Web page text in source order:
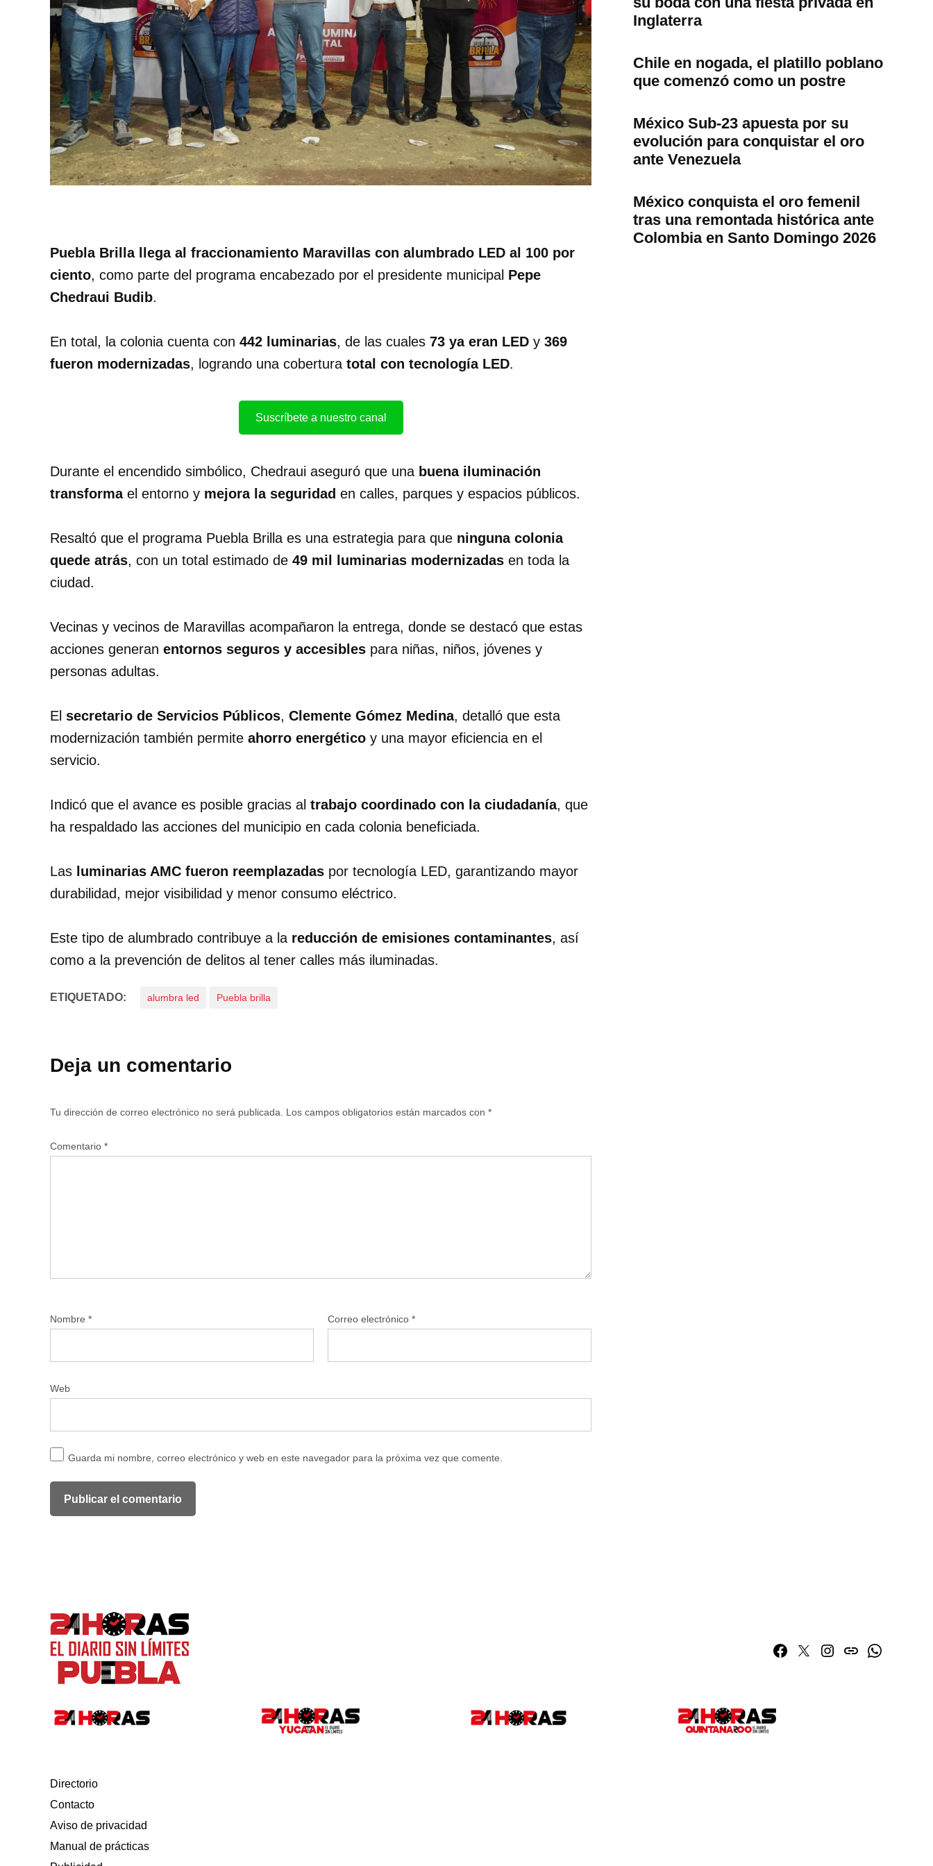
Puebla Brilla llega al fraccionamiento Maravillas con alumbrado LED al 100 por
ciento, como parte del programa encabezado por el presidente municipal Pepe
Chedraui Budib.
En total, la colonia cuenta con 442 luminarias, de las cuales 73 ya eran LED y 369
fueron modernizadas, logrando una cobertura total con tecnología LED.
Suscríbete a nuestro canal
Durante el encendido simbólico, Chedraui aseguró que una buena iluminación
transformael entorno y mejora la seguridad en calles, parques y espacios públicos.
Resaltó que el programa Puebla Brilla es una estrategia para que ninguna colonia
quede atrás, con un total estimado de 49 mil luminarias modernizadas en toda la
ciudad.
Vecinas y vecinos de Maravillas acompañaron la entrega, donde se destacó que estas
acciones generan entornos seguros y accesibles para niñas, niños, jóvenes y
personas adultas.
El secretario de Servicios Públicos, Clemente Gómez Medina, detalló que esta
modernización también permite ahorro energético y una mayor eficiencia en el
servicio.
Indicó que el avance es posible gracias al trabajo coordinado con la ciudadanía, que
ha respaldado las acciones del municipio en cada colonia beneficiada.
Las luminarias AMC fueron reemplazadas por tecnología LED, garantizando mayor
durabilidad, mejor visibilidad y menor consumo eléctrico.
Este tipo de alumbrado contribuye a la reducción de emisiones contaminantes, así
como a la prevención de delitos al tener calles más iluminadas.
ETIQUETADO: alumbra led Puebla brilla
Deja un comentario
Tu dirección de correo electrónico no será publicada. Los campos obligatorios están marcados con *
Comentario *
Nombre * Correo electrónico *
Web
Guarda mi nombre, correo electrónico y web en este navegador para la próxima vez que comente.
Inglaterra
Chile en nogada, el platillo poblano
que comenzó como un postre
México Sub-23 apuesta por su
evolución para conquistar el oro
ante Venezuela
México conquista el oro femenil
tras una remontada histórica ante
Colombia en Santo Domingo 2026
Facebook
TwitterInstagram
issuuWhatsapp
Directorio
Contacto
Aviso de privacidad
Manual de prácticas